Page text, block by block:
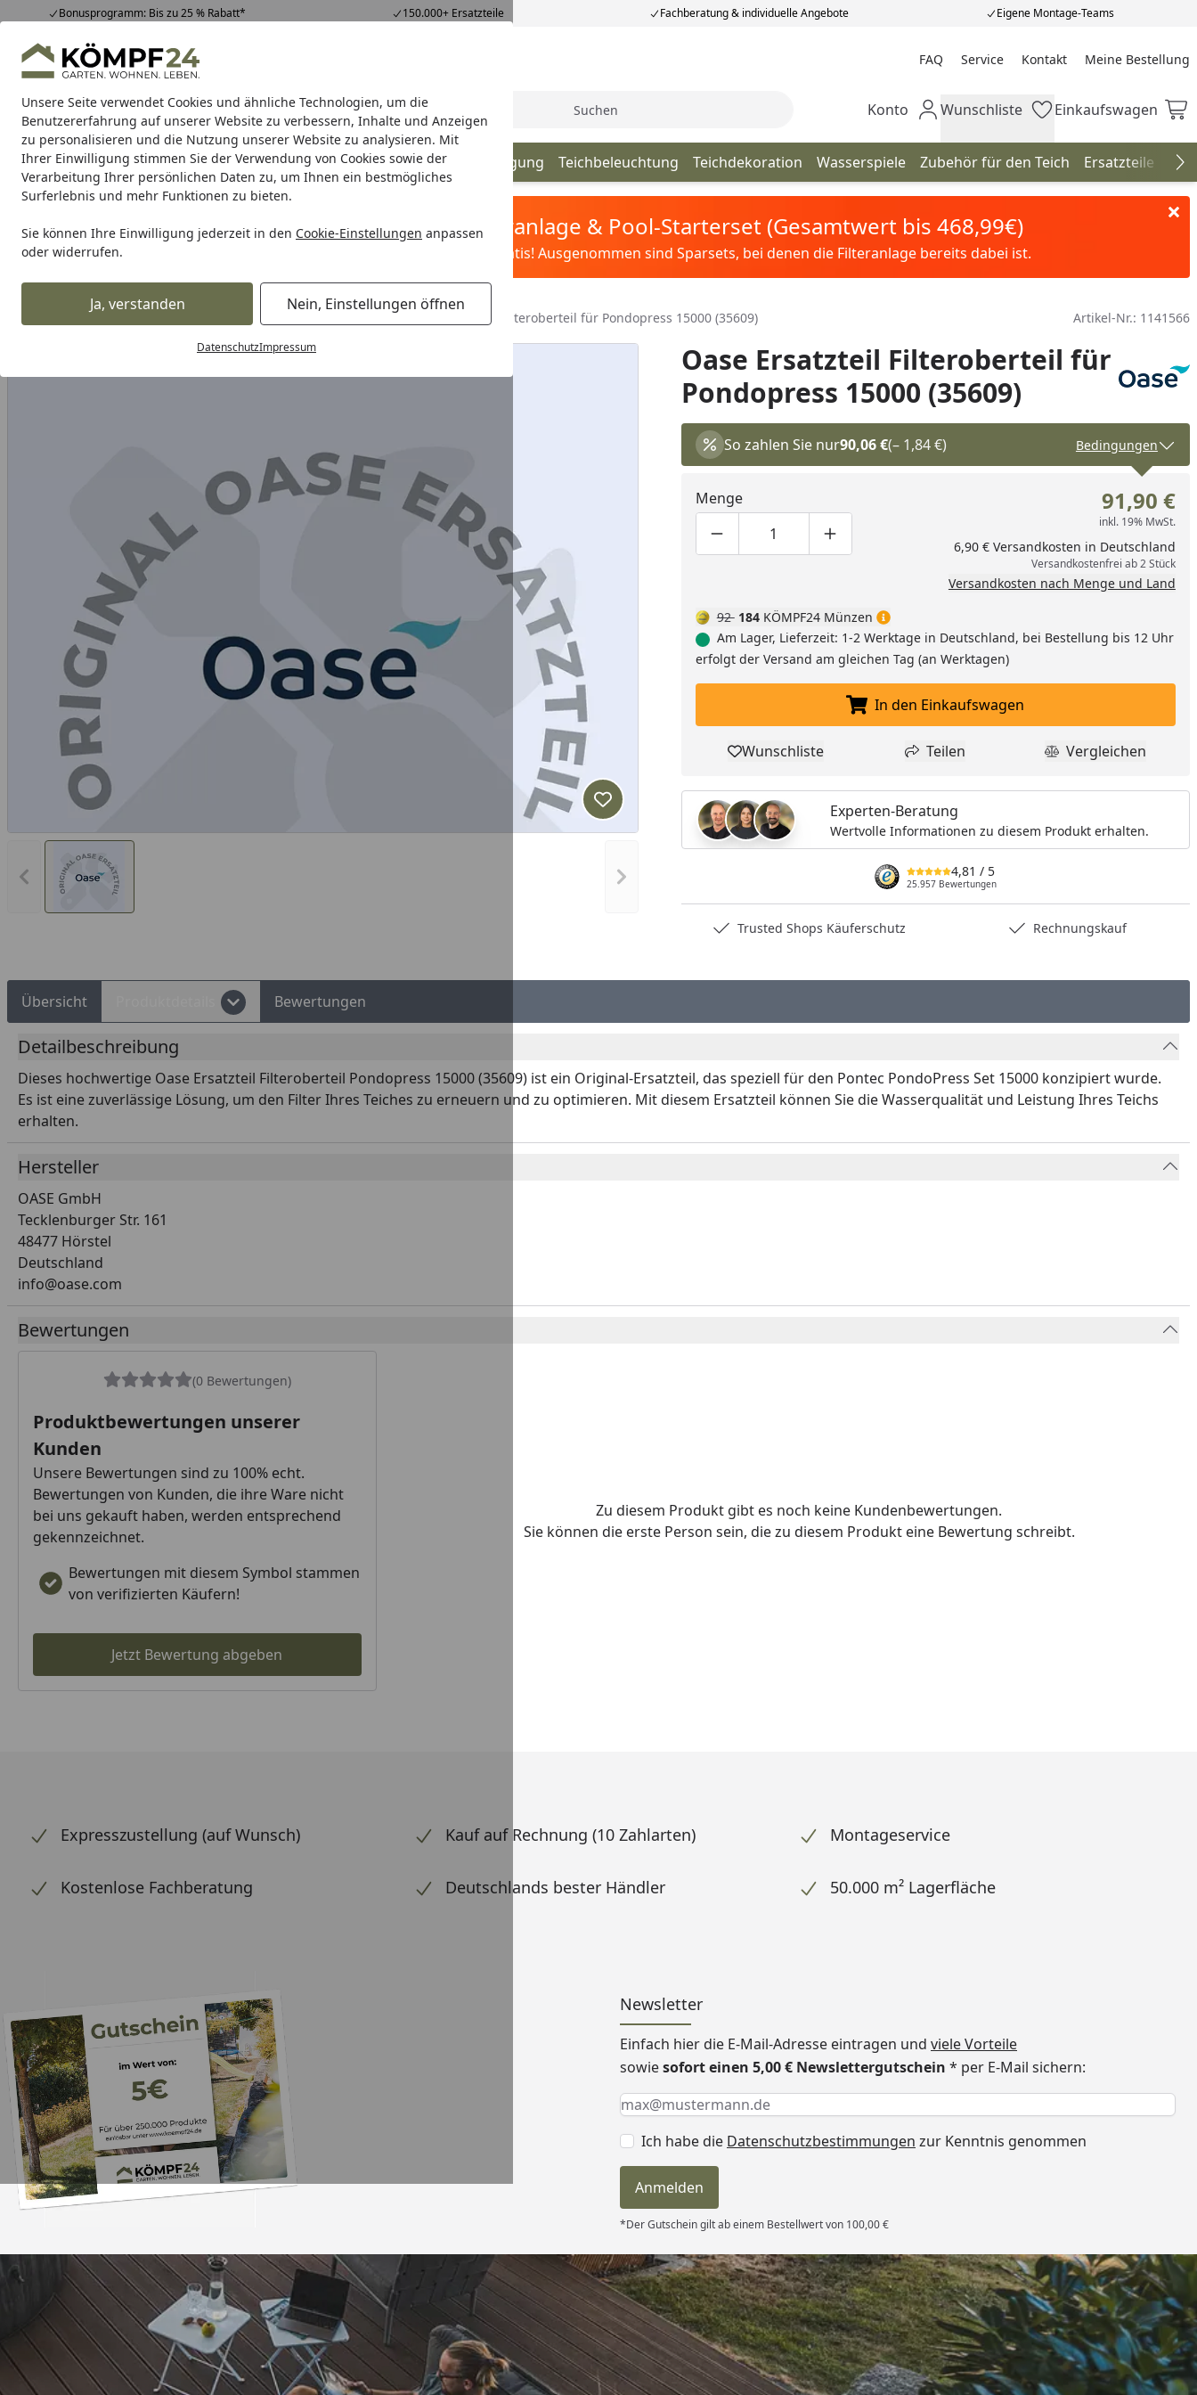
Unsere Seite verwendet Cookies und ähnliche Technologien, um die
Benutzererfahrung auf unserer Website zu verbessern, Inhalte und Anzeigen
zu personalisieren und die Nutzung unserer Website zu analysieren. Mit
Ihrer Einwilligung stimmen Sie der Verwendung von Cookies sowie der
Verarbeitung Ihrer persönlichen Daten zu, um Ihnen ein bestmögliches
Surferlebnis und mehr Funktionen zu bieten.
Sie können Ihre Einwilligung jederzeit in den Cookie-Einstellungen anpassen
oder widerrufen.
Ja, verstanden Nein, Einstellungen öffnen
DatenschutzImpressum
Bonusprogramm: Bis zu 25 % Rabatt* 150.000+ Ersatzteile Fachberatung & individuelle Angebote Eigene Montage-Teams
Hotline07051 / 9 22 22
Mo-Fr. 8-16 Uhr 25.957 Bewertungen FAQ Service Kontakt Meine Bestellung
Meine Bestellung
Alle Produkte
Alle ProdukteHighlights Tipps & Tricks Suche Mein Konto
Konto Wunschliste
Wunschliste Einkaufswagen
Einkaufswagen
Teich Teichbau Teichfilter Teichpumpe Teichpflege & Teichreinigung Teichbeleuchtung Teichdekoration Wasserspiele Zubehör für den Teich Ersatzteile
Karibu Pools inkl. gratis Sandfilteranlage & Pool-Starterset (Gesamtwert bis 468,99€)
Dein Traumpool im Sorglos-Paket: Filter&Pflege gratis! Ausgenommen sind Sparsets, bei denen die Filteranlage bereits dabei ist.
Ersatzteile für den Teich Ersatzteile für Teichfilter Oase Ersatzteil Filteroberteil für Pondopress 15000 (35609) Artikel-Nr.: 1141566
Vorheriges Bild anzeigen Nächstes Bild anzeigen
Produkt zur Wunschliste hinzufügen
Oase Ersatzteil Filteroberteil für
Pondopress 15000 (35609)
So zahlen Sie nur90,06 €(– 1,84 €) Bedingungen
Menge
Produktmenge um eins verringern
Produktmenge manuell eingeben
Produktmenge um eins erhöhen
91,90 €
inkl. 19% MwSt.
6,90 € Versandkosten in Deutschland
Versandkostenfrei ab 2 Stück
Versandkosten nach Menge und Land
92 184 KÖMPF24 Münzen
Am Lager, Lieferzeit: 1-2 Werktage in Deutschland, bei Bestellung bis 12 Uhr
erfolgt der Versand am gleichen Tag (an Werktagen)
In den Einkaufswagen legen
In den Einkaufswagen
Produkt zur Wunschliste hinzufügen
Wunschliste Teilen
Teilen Produkt
Vergleichen
Experten-Beratung
Wertvolle Informationen zu diesem Produkt erhalten.
4,81 / 5
25.957 Bewertungen
Trusted Shops Käuferschutz Rechnungskauf
Übersicht Bewertungen
Detailbeschreibung
Dieses hochwertige Oase Ersatzteil Filteroberteil Pondopress 15000 (35609) ist ein Original-Ersatzteil, das speziell für den Pontec PondoPress Set 15000 konzipiert wurde.
Es ist eine zuverlässige Lösung, um den Filter Ihres Teiches zu erneuern und zu optimieren. Mit diesem Ersatzteil können Sie die Wasserqualität und Leistung Ihres Teichs
erhalten.
Hersteller
OASE GmbH
Tecklenburger Str. 161
48477 Hörstel
Deutschland
info@oase.com
Bewertungen
(0 Bewertungen)
Produktbewertungen unserer
Kunden
Unsere Bewertungen sind zu 100% echt.
Bewertungen von Kunden, die ihre Ware nicht
bei uns gekauft haben, werden entsprechend
gekennzeichnet.
Bewertungen mit diesem Symbol stammen
von verifizierten Käufern!
Jetzt Bewertung abgeben
Zu diesem Produkt gibt es noch keine Kundenbewertungen.
Sie können die erste Person sein, die zu diesem Produkt eine Bewertung schreibt.
Expresszustellung (auf Wunsch) Kauf auf Rechnung (10 Zahlarten) Montageservice
Kostenlose Fachberatung Deutschlands bester Händler 50.000 m² Lagerfläche
Newsletter
Einfach hier die E-Mail-Adresse eintragen und viele Vorteile
sowiesofort einen 5,00 € Newslettergutschein * per E-Mail sichern:
Keine Eingabe erforderlich
Eingabe erforderlich
E-Mail *
Ich habe die Datenschutzbestimmungen zur Kenntnis genommen
Anmelden
*Der Gutschein gilt ab einem Bestellwert von 100,00 €
Trusted Shops
„- Retouren Bearbeitung wurde
umgehend erledigt“
Versand